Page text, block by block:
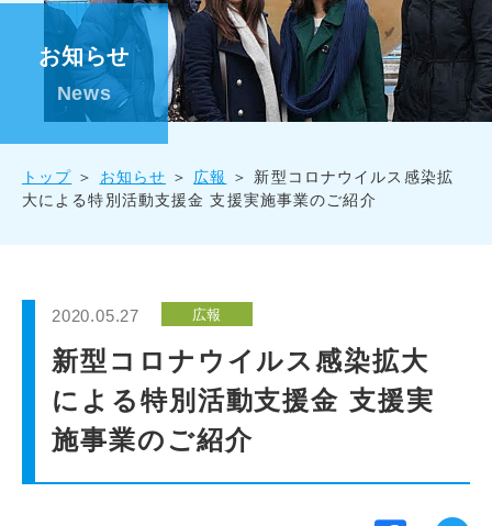
ウェスレー財団とは
プログラム
貸会議室
動画紹介
よくあるご質問
お知らせ
News
トップ お知らせ 広報
新型コロナウイルス感染拡
大による特別活動支援金 支援実施事業のご紹介
2020.05.27 広報
新型コロナウイルス感染拡大
による特別活動支援金 支援実
施事業のご紹介